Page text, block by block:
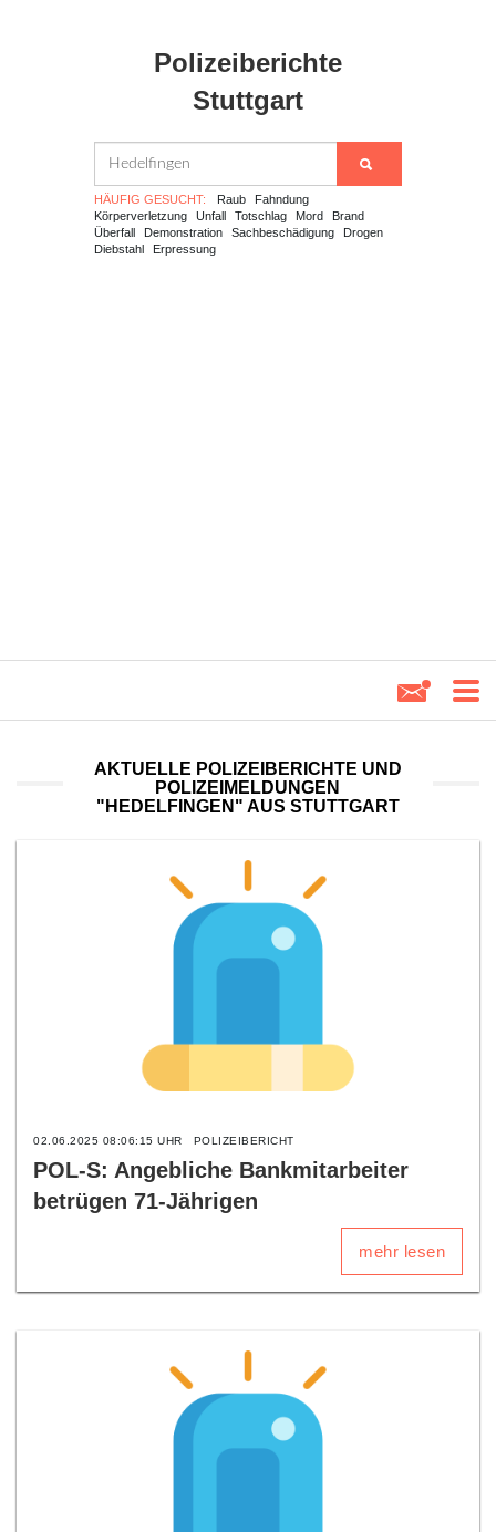
Polizeiberichte
Stuttgart
HÄUFIG GESUCHT: Raub
Fahndung
Körperverletzung
Unfall Totschlag Mord
Brand
Überfall
Demonstration Sachbeschädigung
Drogen
Diebstahl
Erpressung
AKTUELLE POLIZEIBERICHTE UND
POLIZEIMELDUNGEN
"HEDELFINGEN" AUS STUTTGART
02.06.2025 08:06:15 UHR POLIZEIBERICHT
POL-S: Angebliche Bankmitarbeiter
betrügen 71-Jährigen
mehr lesen